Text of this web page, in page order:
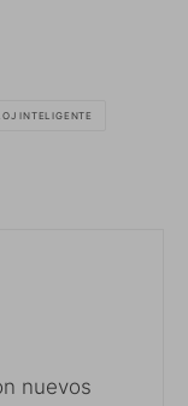
INTELIGENTE
nuevos